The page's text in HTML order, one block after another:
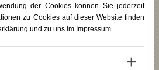
– Plastik und
III)
der Cookies können Sie jederzeit
zu Cookies auf dieser Website finden
und zu uns im Impressum.